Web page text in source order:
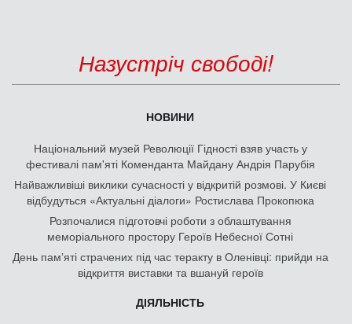
Назустріч свободі!
НОВИНИ
Національний музей Революції Гідності взяв участь у
фестивалі пам'яті Коменданта Майдану Андрія Парубія
Найважливіші виклики сучасності у відкритій розмові. У Києві
відбудуться «Актуальні діалоги» Ростислава Прокопюка
Розпочалися підготовчі роботи з облаштування
меморіального простору Героїв Небесної Сотні
День памʼяті страчених під час теракту в Оленівці: прийди на
відкриття виставки та вшануй героїв
ДІЯЛЬНІСТЬ